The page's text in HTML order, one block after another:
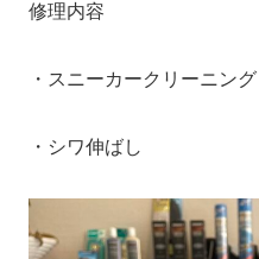
修理内容
・スニーカークリーニング
・シワ伸ばし